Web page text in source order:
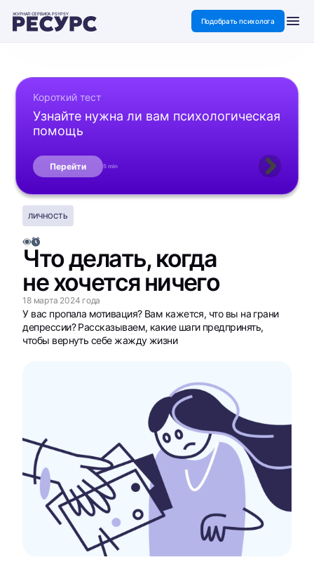
ЖУРНАЛ СЕРВИСА PSYPSY
Подобрать психолога
Короткий тест
Узнайте нужна ли вам психологическая
помощь
Перейти 5 min
ЛИЧНОСТЬ
Что делать, когда
не хочется ничего
18 марта 2024 года
У вас пропала мотивация? Вам кажется, что вы на грани
депрессии? Рассказываем, какие шаги предпринять,
чтобы вернуть себе жажду жизни